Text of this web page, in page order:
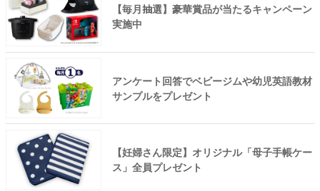
【毎月抽選】豪華賞品が当たるキャンペーン
実施中
アンケート回答でベビージムや幼児英語教材
サンプルをプレゼント
【妊婦さん限定】オリジナル「母子手帳ケー
ス」全員プレゼント